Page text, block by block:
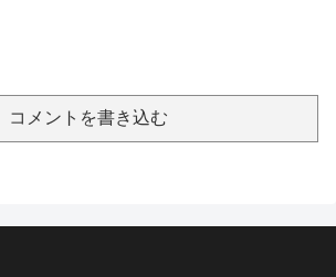
コメントを書き込む